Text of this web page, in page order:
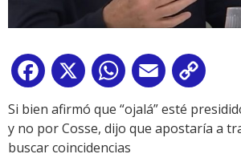
Facebook
X WhatsApp
Email
Link
Si bien afirmó que “ojalá” esté
y no por Cosse, dijo que apostaría a
buscar coincidencias